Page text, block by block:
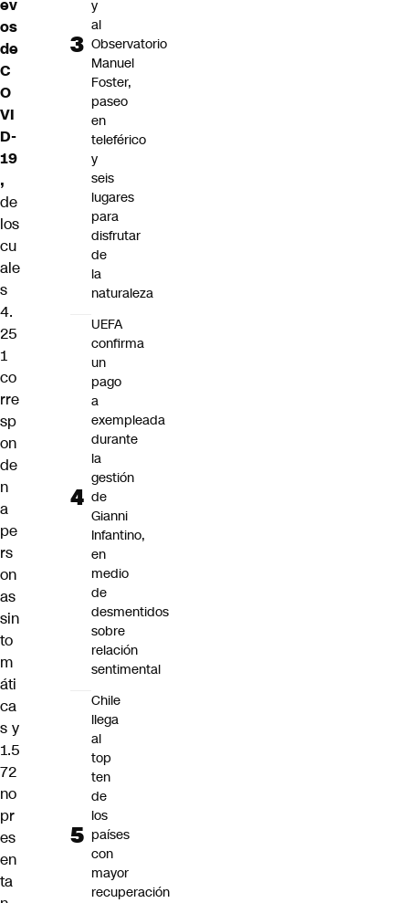
ev
os
de
C
O
VI
D-
19
,
de
los
cu
ale
s
4.
25
1
co
rre
sp
on
de
n
a
pe
rs
on
as
sin
to
m
áti
ca
s y
1.5
72
no
pr
es
en
ta
y
al
Observatorio
Manuel
Foster,
paseo
en
teleférico
y
seis
lugares
para
disfrutar
de
la
naturaleza
UEFA
confirma
un
pago
a
exempleada
durante
la
gestión
de
Gianni
Infantino,
en
medio
de
desmentidos
sobre
relación
sentimental
Chile
llega
al
top
ten
de
los
países
con
mayor
recuperación